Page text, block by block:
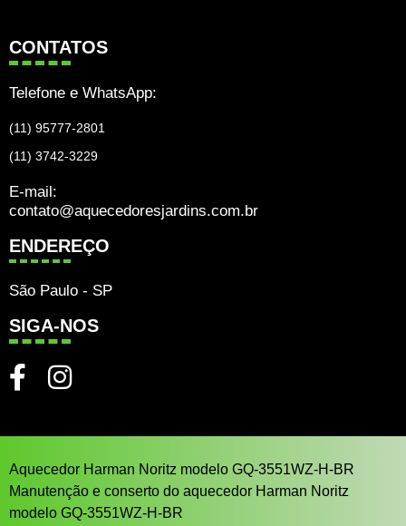
CONTATOS
Telefone e WhatsApp:
(11) 95777-2801
(11) 3742-3229
E-mail:
contato@aquecedoresjardins.com.br
ENDEREÇO
São Paulo - SP
SIGA-NOS
Aquecedor Harman Noritz modelo GQ-3551WZ-H-BR
Manutenção e conserto do aquecedor Harman Noritz
modelo GQ-3551WZ-H-BR